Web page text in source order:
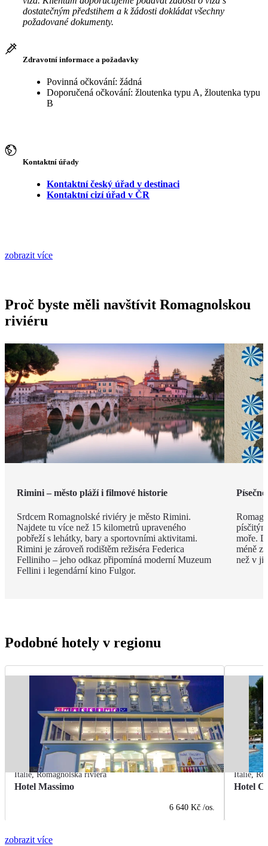
dostatečným předstihem a k žádosti dokládat všechny
požadované dokumenty.
Zdravotní informace a požadavky
Povinná očkování: žádná
Doporučená očkování: žloutenka typu A, žloutenka typu
B
Kontaktní úřady
Kontaktní český úřad v destinaci
Kontaktní cizí úřad v ČR
zobrazit více
Proč byste měli navštívit Romagnolskou
riviéru
Rimini – město pláží i filmové historie
Srdcem Romagnolské riviéry je město Rimini.
Najdete tu více než 15 kilometrů upraveného
pobřeží s lehátky, bary a sportovními aktivitami.
Rimini je zároveň rodištěm režiséra Federica
Felliniho – jeho odkaz připomíná moderní Muzeum
Fellini i legendární kino Fulgor.
moře.
méně
než v
Podobné hotely v regionu
Itálie,Romagnolská riviéra
Hotel Massimo
6 640 Kč /os.
Itálie,
Hotel
zobrazit více